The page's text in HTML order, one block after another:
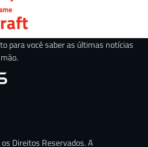
para você saber as últimas notícias
Direitos Reservados. A